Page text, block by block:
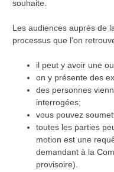
souhaite.
Les audiences auprès de
processus que l’on
il peut y avoir une
on y présente des
des personnes
interrogées;
vous pouvez
toutes les parties
motion est une
demandant à la
provisoire).